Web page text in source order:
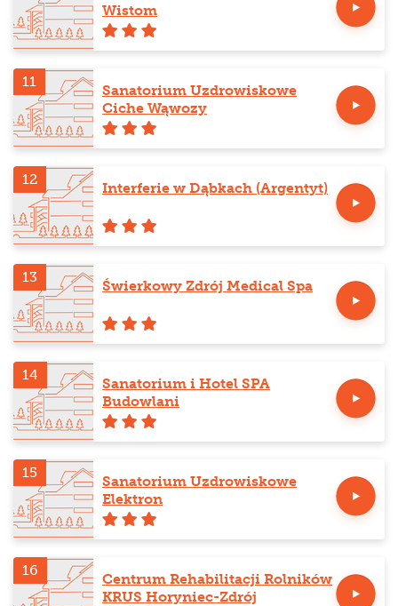
Wistom
11
Sanatorium Uzdrowiskowe
Ciche Wąwozy
12
Interferie w Dąbkach (Argentyt)
13
Świerkowy Zdrój Medical Spa
14
Sanatorium i Hotel SPA
Budowlani
15
Sanatorium Uzdrowiskowe
Elektron
16
Centrum Rehabilitacji Rolników
KRUS Horyniec-Zdrój